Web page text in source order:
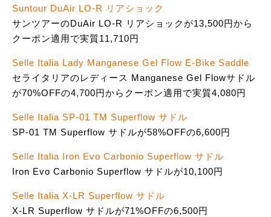
Suntour DuAir LO-R リアショック
サンツアーのDuAir LO-R リアショックが13,500円から
クーポン適用で実質11,710円
Selle Italia Lady Manganese Gel Flow E-Bike Saddle
セライタリアのレディース Manganese Gel Flowサドル
が70%OFFの4,700円からクーポン適用で実質4,080円
Selle Italia SP-01 TM Superflow サドル
SP-01 TM Superflow サドルが58%OFFの6,600円
Selle Italia Iron Evo Carbonio Superflow サドル
Iron Evo Carbonio Superflow サドルが10,100円
Selle Italia X-LR Superflow サドル
X-LR Superflow サドルが71%OFFの6,500円